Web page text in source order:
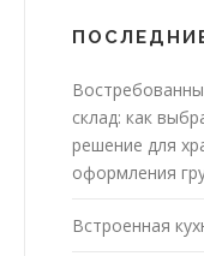
склад: как
решение для
оформления
Встроенная